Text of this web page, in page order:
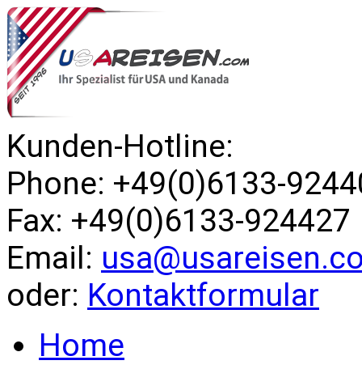
Kunden-Hotline:
Phone: +49(0)6133-
Fax: +49(0)6133-924427
Email:
oder: Kontaktformular
Home